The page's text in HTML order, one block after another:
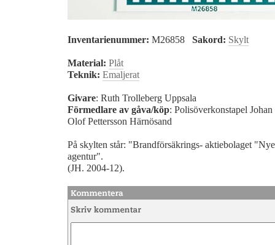
Inventarienummer: M26858 Sakord: Skylt
Material: Plåt
Teknik: Emaljerat
Givare: Ruth Trolleberg Uppsala
Förmedlare av gåva/köp: Polisöverkonstapel Johan
Olof Pettersson Härnösand
På skylten står: "Brandförsäkrings- aktiebolaget
agentur".
(JH. 2004-12).